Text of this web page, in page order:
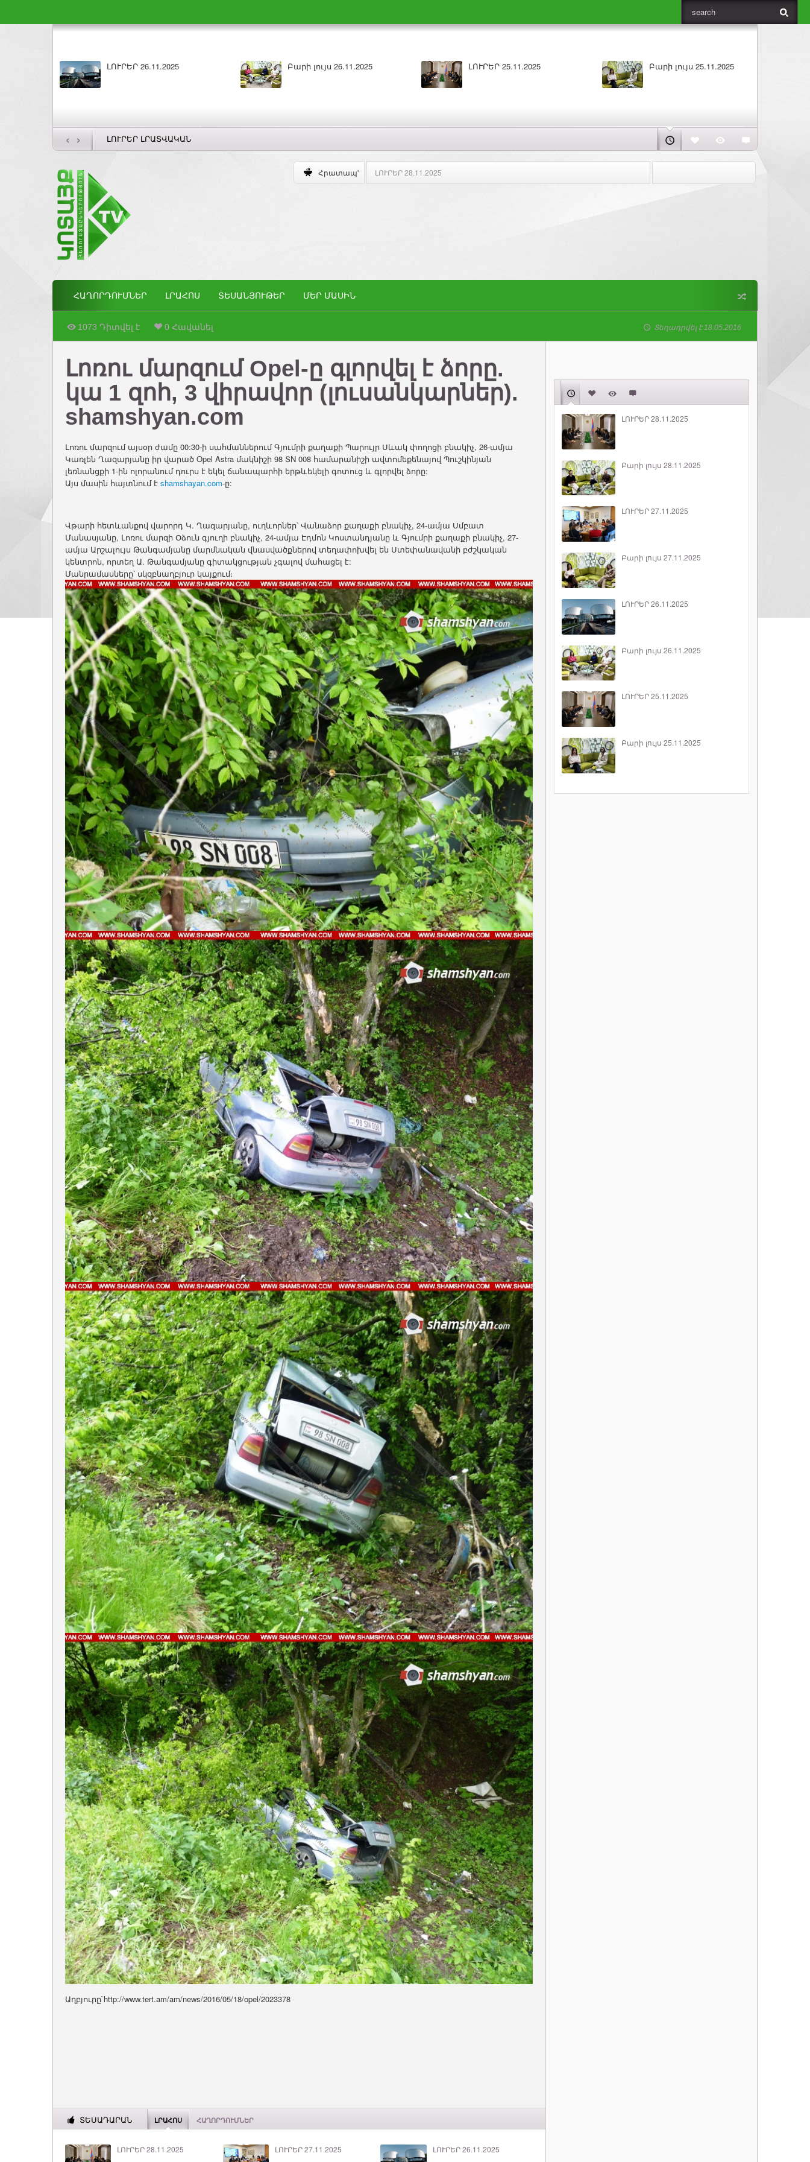
ԼՈՒՐԵՐ 26.11.2025 Բարի լույս 26.11.2025 ԼՈՒՐԵՐ 25.11.2025 Բարի լույս 25.11.2025
‹ › ԼՈՒՐԵՐ ԼՐԱՏՎԱԿԱՆ
Հրատապ' Բարի լույս 28.11.2025
ՀԱՂՈՐԴՈՒՄՆԵՐ ԼՐԱՀՈՍ ՏԵՍԱՆՅՈՒԹԵՐ ՄԵՐ ՄԱՍԻՆ
1073 Դիտվել է 0 Հավանել Տեղադրվել է 18.05.2016
Լոռու մարզում Opel-ը գլորվել է ձորը.
կա 1 զոհ, 3 վիրավոր (լուսանկարներ).
shamshyan.com
Լոռու մարզում այսօր ժամը 00:30-ի սահմաններում Գյումրի քաղաքի Պարույր Սևակ փողոցի բնակիչ, 26-ամյա
Կառլեն Ղազարյանը իր վարած Opel Astra մակնիշի 98 ՏN 008 համարանիշի ավտոմեքենայով Պուշկինյան
լեռնանցքի 1-ին ոլորանում դուրս է եկել ճանապարհի երթևեկելի գոտուց և գլորվել ձորը:
Այս մասին հայտնում է shamshayan.com-ը:
Վթարի հետևանքով վարորդ Կ. Ղազարյանը, ուղևորներ՝ Վանաձոր քաղաքի բնակիչ, 24-ամյա Սմբատ
Մանասյանը, Լոռու մարզի Օձուն գյուղի բնակիչ, 24-ամյա Էդմոն Կոստանդյանը և Գյումրի քաղաքի բնակիչ, 27-
ամյա Արշալույս Թանգամյանը մարմնական վնասվածքներով տեղափոխվել են Ստեփանավանի բժշկական
կենտրոն, որտեղ Ա. Թանգամյանը գիտակցության չգալով մահացել է:
Մանրամասները՝ սկզբնաղբյուր կայքում։
Աղբյուրը`http://www.tert.am/am/news/2016/05/18/opel/2023378
ՏԵՍԱԴԱՐԱՆ ԼՐԱՀՈՍ ՀԱՂՈՐԴՈՒՄՆԵՐ
ԼՈՒՐԵՐ 28.11.2025 ԼՈՒՐԵՐ 27.11.2025 ԼՈՒՐԵՐ 26.11.2025
ԼՈՒՐԵՐ 28.11.2025
Բարի լույս 28.11.2025
ԼՈՒՐԵՐ 27.11.2025
Բարի լույս 27.11.2025
ԼՈՒՐԵՐ 26.11.2025
Բարի լույս 26.11.2025
ԼՈՒՐԵՐ 25.11.2025
Բարի լույս 25.11.2025